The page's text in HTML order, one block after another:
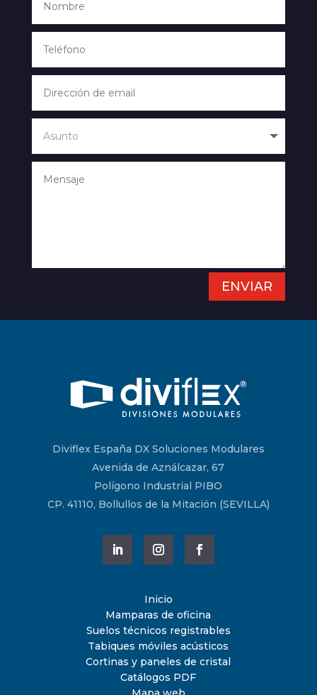
ENVIAR
Diviflex España DX Soluciones Modulares
Avenida de Aználcazar, 67
Polígono Industrial PIBO
CP. 41110, Bollullos de la Mitación (SEVILLA)
Inicio
Mamparas de oficina
Suelos técnicos registrables
Tabiques móviles acústicos
Cortinas y paneles de cristal
Catálogos PDF